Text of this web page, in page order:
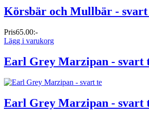
Körsbär och Mullbär - svart
Pris65.00:-
Lägg i varukorg
Earl Grey Marzipan - svart
Earl Grey Marzipan - svart